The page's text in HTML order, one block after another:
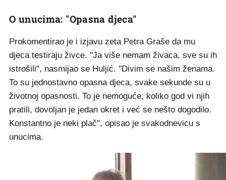
O unucima: "Opasna djeca"
Prokomentirao je i izjavu zeta Petra Graše da mu
djeca testiraju živce. "Ja više nemam živaca, sve su ih
istrošili", nasmijao se Huljić. "Divim se našim ženama.
To su jednostavno opasna djeca, svake sekunde su u
životnoj opasnosti. To je nemoguće, koliko god vi njih
pratili, dovoljan je jedan okret i već se nešto dogodilo.
Konstantno je neki plač", opisao je svakodnevicu s
unucima.